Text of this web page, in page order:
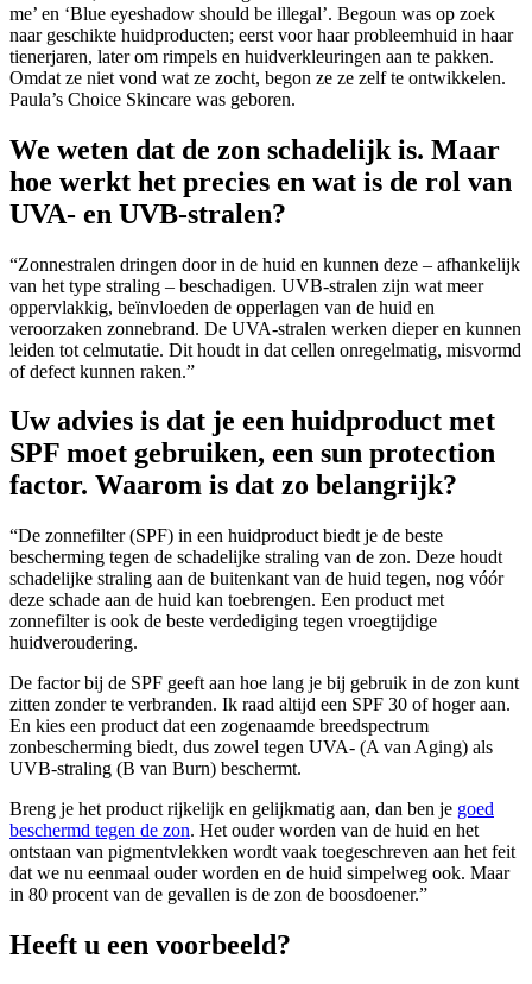
me’ en ‘Blue eyeshadow should be illegal’. Begoun was op zoek
naar geschikte huidproducten; eerst voor haar probleemhuid in haar
tienerjaren, later om rimpels en huidverkleuringen aan te pakken.
Omdat ze niet vond wat ze zocht, begon ze ze zelf te ontwikkelen.
Paula’s Choice Skincare was geboren.
We weten dat de zon schadelijk is. Maar
hoe werkt het precies en wat is de rol van
UVA- en UVB-stralen?
“Zonnestralen dringen door in de huid en kunnen deze – afhankelijk
van het type straling – beschadigen. UVB-stralen zijn wat meer
oppervlakkig, beïnvloeden de opperlagen van de huid en
veroorzaken zonnebrand. De UVA-stralen werken dieper en kunnen
leiden tot celmutatie. Dit houdt in dat cellen onregelmatig, misvormd
of defect kunnen raken.”
Uw advies is dat je een huidproduct met
SPF moet gebruiken, een sun protection
factor. Waarom is dat zo belangrijk?
“De zonnefilter (SPF) in een huidproduct biedt je de beste
bescherming tegen de schadelijke straling van de zon. Deze houdt
schadelijke straling aan de buitenkant van de huid tegen, nog vóór
deze schade aan de huid kan toebrengen. Een product met
zonnefilter is ook de beste verdediging tegen vroegtijdige
huidveroudering.
De factor bij de SPF geeft aan hoe lang je bij gebruik in de zon kunt
zitten zonder te verbranden. Ik raad altijd een SPF 30 of hoger aan.
En kies een product dat een zogenaamde breedspectrum
zonbescherming biedt, dus zowel tegen UVA- (A van Aging) als
UVB-straling (B van Burn) beschermt.
Breng je het product rijkelijk en gelijkmatig aan, dan ben je goed
beschermd tegen de zon. Het ouder worden van de huid en het
ontstaan van pigmentvlekken wordt vaak toegeschreven aan het feit
dat we nu eenmaal ouder worden en de huid simpelweg ook. Maar
in 80 procent van de gevallen is de zon de boosdoener.”
Heeft u een voorbeeld?